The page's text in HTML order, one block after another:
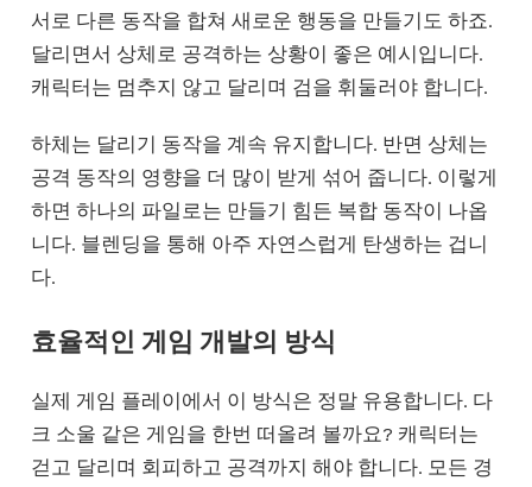
서로 다른 동작을 합쳐 새로운 행동을 만들기도 하죠.
달리면서 상체로 공격하는 상황이 좋은 예시입니다.
캐릭터는 멈추지 않고 달리며 검을 휘둘러야 합니다.
하체는 달리기 동작을 계속 유지합니다. 반면 상체는
공격 동작의 영향을 더 많이 받게 섞어 줍니다. 이렇게
하면 하나의 파일로는 만들기 힘든 복합 동작이 나옵
니다. 블렌딩을 통해 아주 자연스럽게 탄생하는 겁니
다.
효율적인 게임 개발의 방식
실제 게임 플레이에서 이 방식은 정말 유용합니다. 다
크 소울 같은 게임을 한번 떠올려 볼까요? 캐릭터는
걷고 달리며 회피하고 공격까지 해야 합니다. 모든 경